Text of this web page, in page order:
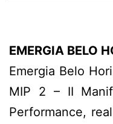
EMERGIA BELO
Emergia Belo
MIP 2 – II
Performance,